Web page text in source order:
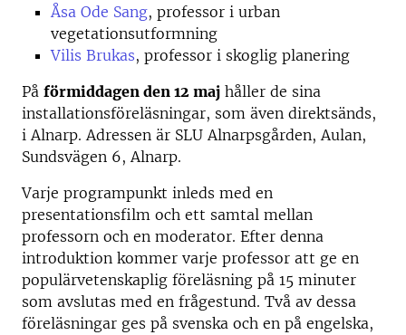
Åsa Ode Sang, professor i urban
vegetationsutformning
Vilis Brukas, professor i skoglig planering
På förmiddagen den 12 maj håller de sina
installationsföreläsningar, som även direktsänds,
i Alnarp. Adressen är SLU Alnarpsgården, Aulan,
Sundsvägen 6, Alnarp.
Varje programpunkt inleds med en
presentationsfilm och ett samtal mellan
professorn och en moderator. Efter denna
introduktion kommer varje professor att ge en
populärvetenskaplig föreläsning på 15 minuter
som avslutas med en frågestund. Två av dessa
föreläsningar ges på svenska och en på engelska,